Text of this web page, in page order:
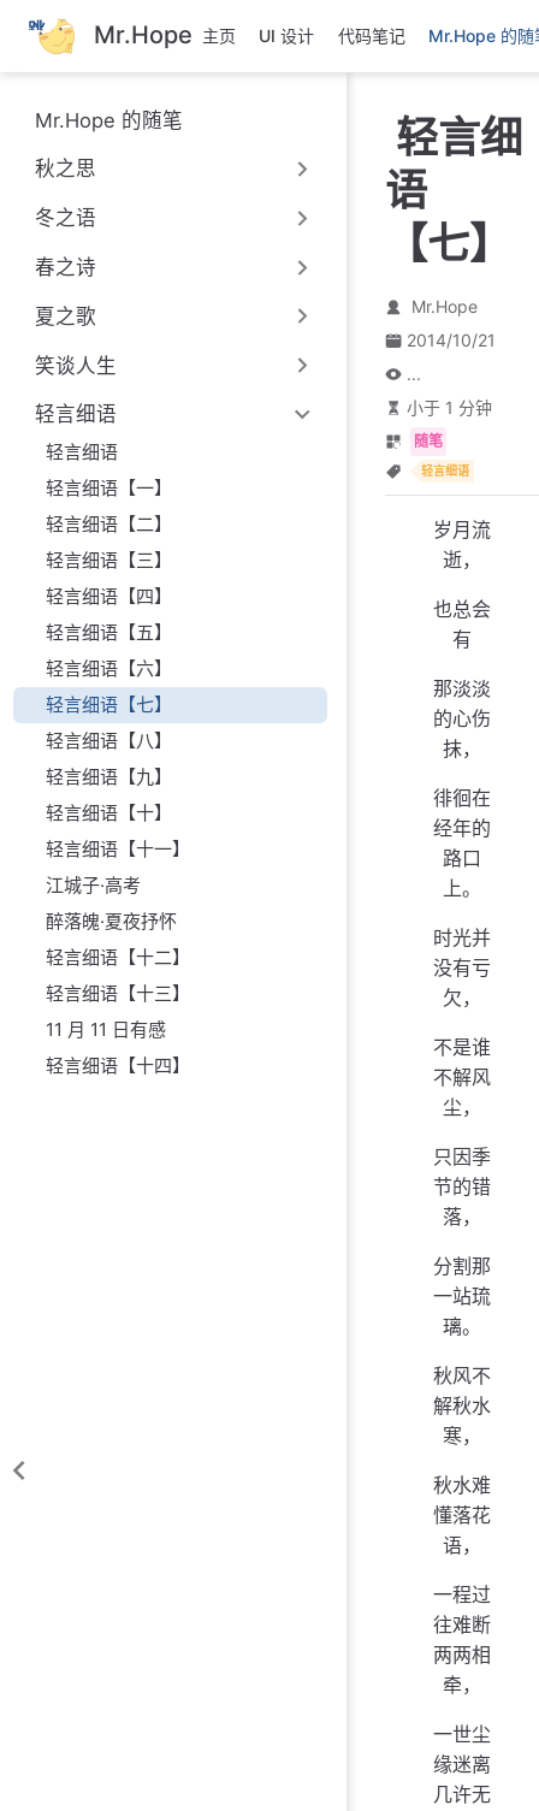
跳
至
主
內
容
Mr.Hope 主页 UI 设计 代码笔记 Mr.Hope 的随
Mr.Hope 的随笔
秋之思
冬之语
春之诗
夏之歌
笑谈人生
轻言细语
轻言细语
轻言细语【一】
轻言细语【二】
轻言细语【三】
轻言细语【四】
轻言细语【五】
轻言细语【六】
轻言细语【七】
轻言细语【八】
轻言细语【九】
轻言细语【十】
轻言细语【十一】
江城子·高考
醉落魄·夏夜抒怀
轻言细语【十二】
轻言细语【十三】
11 月 11 日有感
轻言细语【十四】
轻言细
语
【七】
Mr.Hope
2014/10/21
...
小于 1 分钟
随笔
轻言细语
岁月流
逝，
也总会
有
那淡淡
的心伤
抹，
徘徊在
经年的
路口
上。
时光并
没有亏
欠，
不是谁
不解风
尘，
只因季
节的错
落，
分割那
一站琉
璃。
秋风不
解秋水
寒，
秋水难
懂落花
语，
一程过
往难断
两两相
牵，
一世尘
缘迷离
几许无